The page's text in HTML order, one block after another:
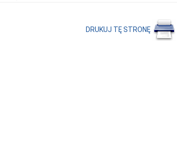
DRUKUJ TĘ STRONĘ